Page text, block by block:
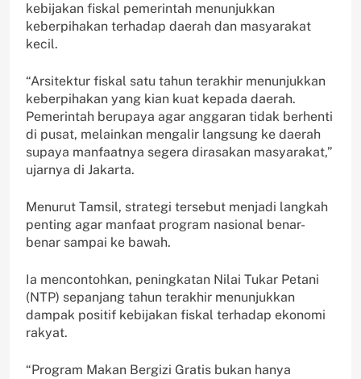
kebijakan fiskal pemerintah menunjukkan
keberpihakan terhadap daerah dan masyarakat
kecil.
“Arsitektur fiskal satu tahun terakhir menunjukkan
keberpihakan yang kian kuat kepada daerah.
Pemerintah berupaya agar anggaran tidak berhenti
di pusat, melainkan mengalir langsung ke daerah
supaya manfaatnya segera dirasakan masyarakat,”
ujarnya di Jakarta.
Menurut Tamsil, strategi tersebut menjadi langkah
penting agar manfaat program nasional benar-
benar sampai ke bawah.
Ia mencontohkan, peningkatan Nilai Tukar Petani
(NTP) sepanjang tahun terakhir menunjukkan
dampak positif kebijakan fiskal terhadap ekonomi
rakyat.
“Program Makan Bergizi Gratis bukan hanya